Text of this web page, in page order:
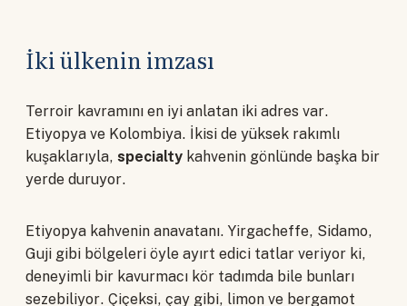
İki ülkenin imzası
Terroir kavramını en iyi anlatan iki adres var.
Etiyopya ve Kolombiya. İkisi de yüksek rakımlı
kuşaklarıyla, specialty kahvenin gönlünde başka bir
yerde duruyor.
Etiyopya kahvenin anavatanı. Yirgacheffe, Sidamo,
Guji gibi bölgeleri öyle ayırt edici tatlar veriyor ki,
deneyimli bir kavurmacı kör tadımda bile bunları
sezebiliyor. Çiçeksi, çay gibi, limon ve bergamot